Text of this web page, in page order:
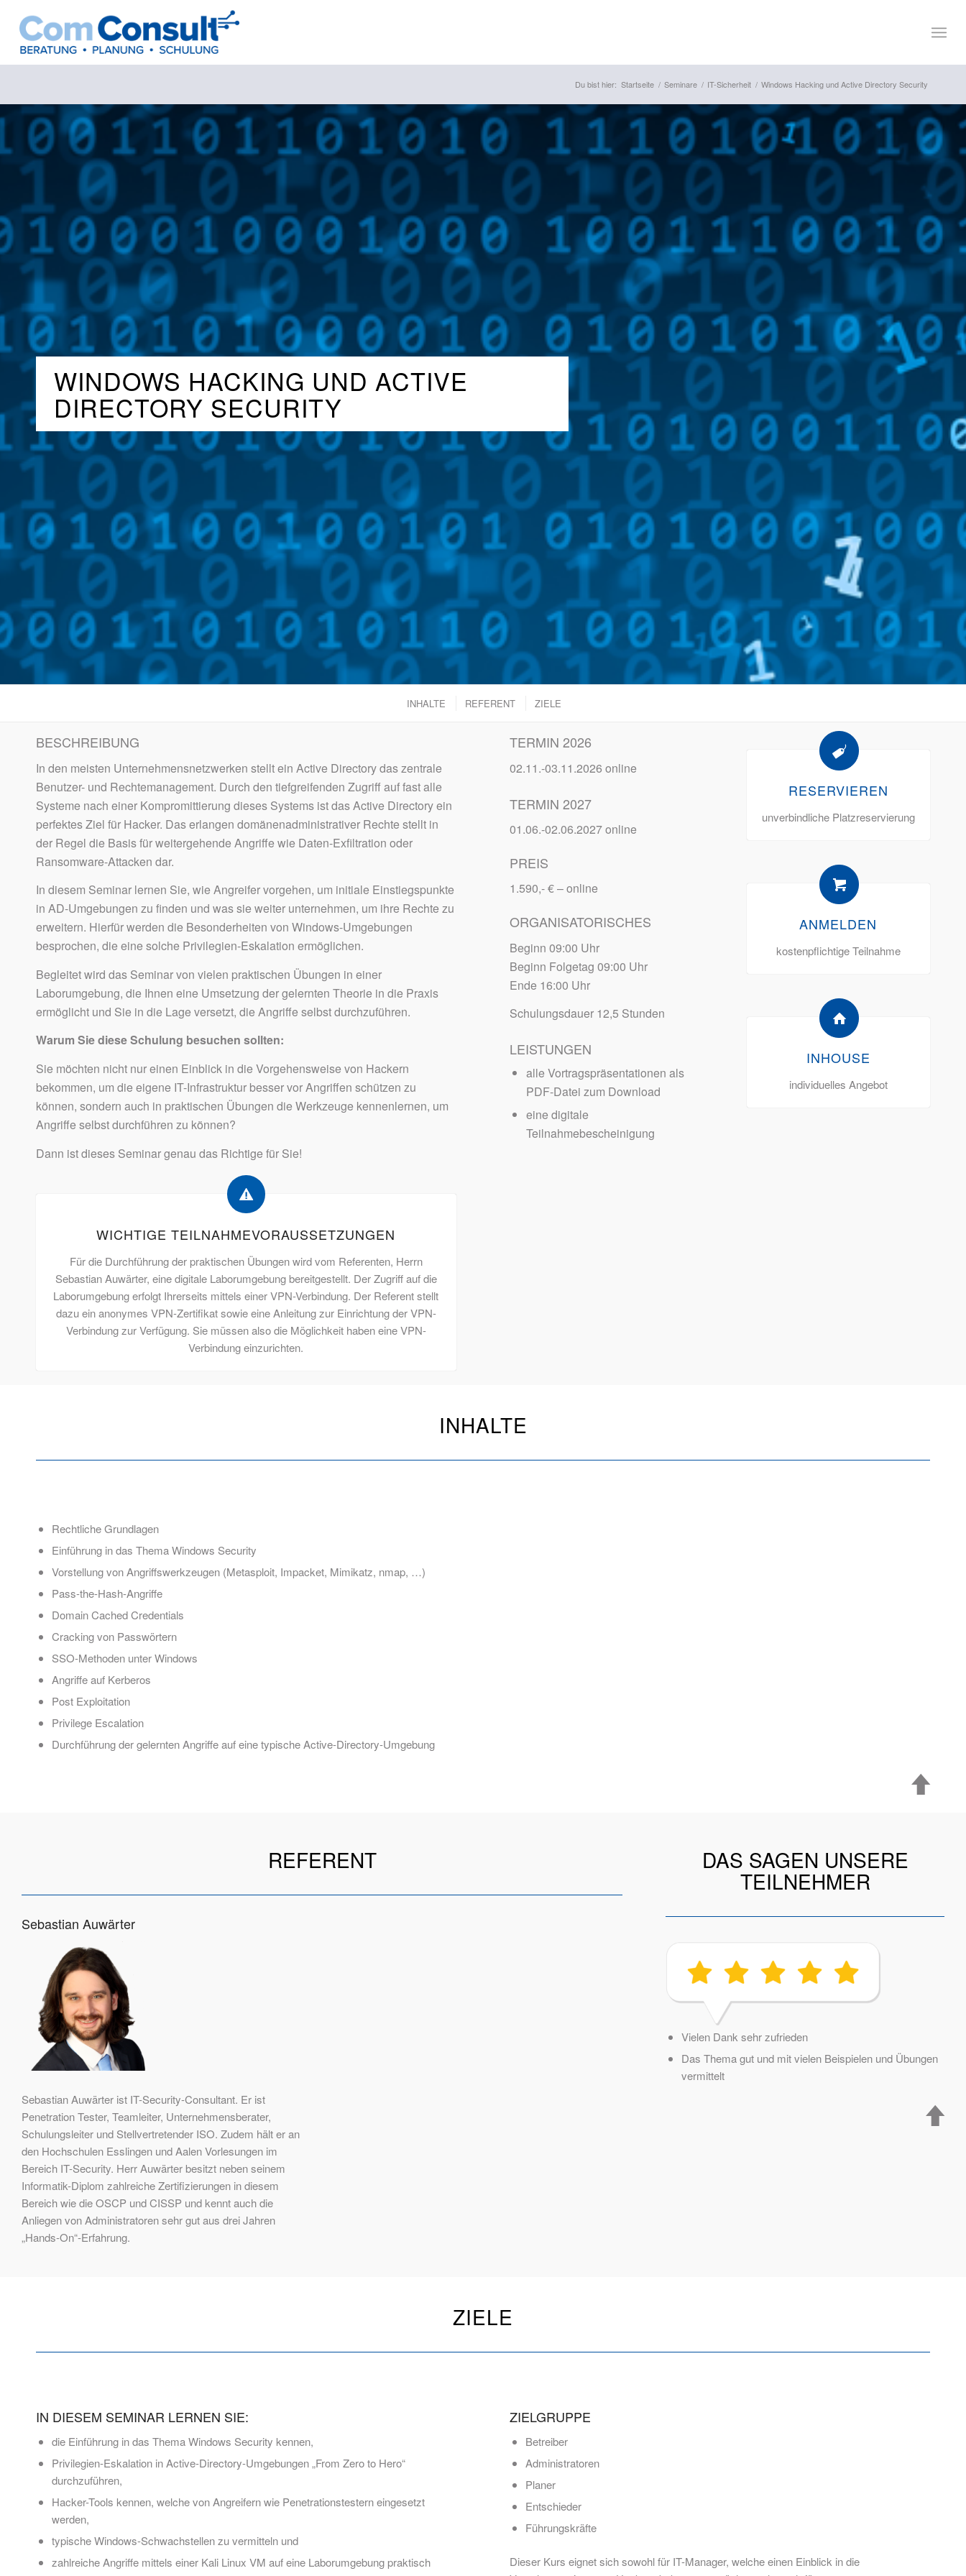
Du bist hier: Startseite / Seminare / IT-Sicherheit / Windows Hacking und Active Directory Security
WINDOWS HACKING UND ACTIVE
DIRECTORY SECURITY
INHALTE REFERENT ZIELE
BESCHREIBUNG
In den meisten Unternehmensnetzwerken stellt ein Active Directory das zentrale
Benutzer- und Rechtemanagement. Durch den tiefgreifenden Zugriff auf fast alle
Systeme nach einer Kompromittierung dieses Systems ist das Active Directory ein
perfektes Ziel für Hacker. Das erlangen domänenadministrativer Rechte stellt in
der Regel die Basis für weitergehende Angriffe wie Daten-Exfiltration oder
Ransomware-Attacken dar.
In diesem Seminar lernen Sie, wie Angreifer vorgehen, um initiale Einstiegspunkte
in AD-Umgebungen zu finden und was sie weiter unternehmen, um ihre Rechte zu
erweitern. Hierfür werden die Besonderheiten von Windows-Umgebungen
besprochen, die eine solche Privilegien-Eskalation ermöglichen.
Begleitet wird das Seminar von vielen praktischen Übungen in einer
Laborumgebung, die Ihnen eine Umsetzung der gelernten Theorie in die Praxis
ermöglicht und Sie in die Lage versetzt, die Angriffe selbst durchzuführen.
Warum Sie diese Schulung besuchen sollten:
Sie möchten nicht nur einen Einblick in die Vorgehensweise von Hackern
bekommen, um die eigene IT-Infrastruktur besser vor Angriffen schützen zu
können, sondern auch in praktischen Übungen die Werkzeuge kennenlernen, um
Angriffe selbst durchführen zu können?
Dann ist dieses Seminar genau das Richtige für Sie!
WICHTIGE TEILNAHMEVORAUSSETZUNGEN
Für die Durchführung der praktischen Übungen wird vom Referenten, Herrn
Sebastian Auwärter, eine digitale Laborumgebung bereitgestellt. Der Zugriff auf die
Laborumgebung erfolgt Ihrerseits mittels einer VPN-Verbindung. Der Referent stellt
dazu ein anonymes VPN-Zertifikat sowie eine Anleitung zur Einrichtung der VPN-
Verbindung zur Verfügung. Sie müssen also die Möglichkeit haben eine VPN-
Verbindung einzurichten.
TERMIN 2026
02.11.-03.11.2026 online
TERMIN 2027
01.06.-02.06.2027 online
PREIS
1.590,- € – online
ORGANISATORISCHES
Beginn 09:00 Uhr
Beginn Folgetag 09:00 Uhr
Ende 16:00 Uhr
Schulungsdauer 12,5 Stunden
LEISTUNGEN
alle Vortragspräsentationen als
PDF-Datei zum Download
eine digitale
Teilnahmebescheinigung
RESERVIEREN
unverbindliche Platzreservierung
ANMELDEN
kostenpflichtige Teilnahme
INHOUSE
individuelles Angebot
INHALTE
Rechtliche Grundlagen
Einführung in das Thema Windows Security
Vorstellung von Angriffswerkzeugen (Metasploit, Impacket, Mimikatz, nmap, …)
Pass-the-Hash-Angriffe
Domain Cached Credentials
Cracking von Passwörtern
SSO-Methoden unter Windows
Angriffe auf Kerberos
Post Exploitation
Privilege Escalation
Durchführung der gelernten Angriffe auf eine typische Active-Directory-Umgebung
REFERENT
Sebastian Auwärter
Sebastian Auwärter ist IT-Security-Consultant. Er ist
Penetration Tester, Teamleiter, Unternehmensberater,
Schulungsleiter und Stellvertretender ISO. Zudem hält er an
den Hochschulen Esslingen und Aalen Vorlesungen im
Bereich IT-Security. Herr Auwärter besitzt neben seinem
Informatik-Diplom zahlreiche Zertifizierungen in diesem
Bereich wie die OSCP und CISSP und kennt auch die
Anliegen von Administratoren sehr gut aus drei Jahren
„Hands-On“-Erfahrung.
DAS SAGEN UNSERE
TEILNEHMER
Vielen Dank sehr zufrieden
Das Thema gut und mit vielen Beispielen und Übungen
vermittelt
ZIELE
IN DIESEM SEMINAR LERNEN SIE:
die Einführung in das Thema Windows Security kennen,
Privilegien-Eskalation in Active-Directory-Umgebungen „From Zero to Hero“
durchzuführen,
Hacker-Tools kennen, welche von Angreifern wie Penetrationstestern eingesetzt
werden,
typische Windows-Schwachstellen zu vermitteln und
zahlreiche Angriffe mittels einer Kali Linux VM auf eine Laborumgebung praktisch
ZIELGRUPPE
Betreiber
Administratoren
Planer
Entschieder
Führungskräfte
Dieser Kurs eignet sich sowohl für IT-Manager, welche einen Einblick in die